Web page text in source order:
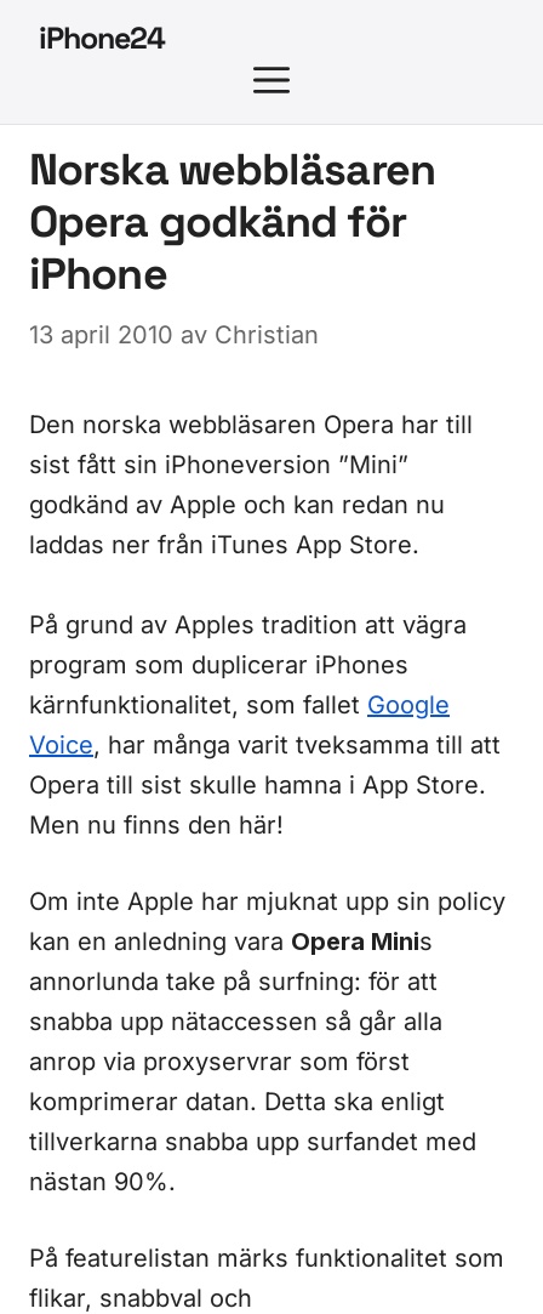
iPhone24
MENY
Norska webbläsaren
Opera godkänd för
iPhone
13 april 2010 av Christian
Den norska webbläsaren Opera har till
sist fått sin iPhoneversion ”Mini”
godkänd av Apple och kan redan nu
laddas ner från iTunes App Store.
På grund av Apples tradition att vägra
program som duplicerar iPhones
kärnfunktionalitet, som fallet Google
Voice, har många varit tveksamma till att
Opera till sist skulle hamna i App Store.
Men nu finns den här!
Om inte Apple har mjuknat upp sin policy
kan en anledning vara Opera Minis
annorlunda take på surfning: för att
snabba upp nätaccessen så går alla
anrop via proxyservrar som först
komprimerar datan. Detta ska enligt
tillverkarna snabba upp surfandet med
nästan 90%.
På featurelistan märks funktionalitet som
flikar, snabbval och